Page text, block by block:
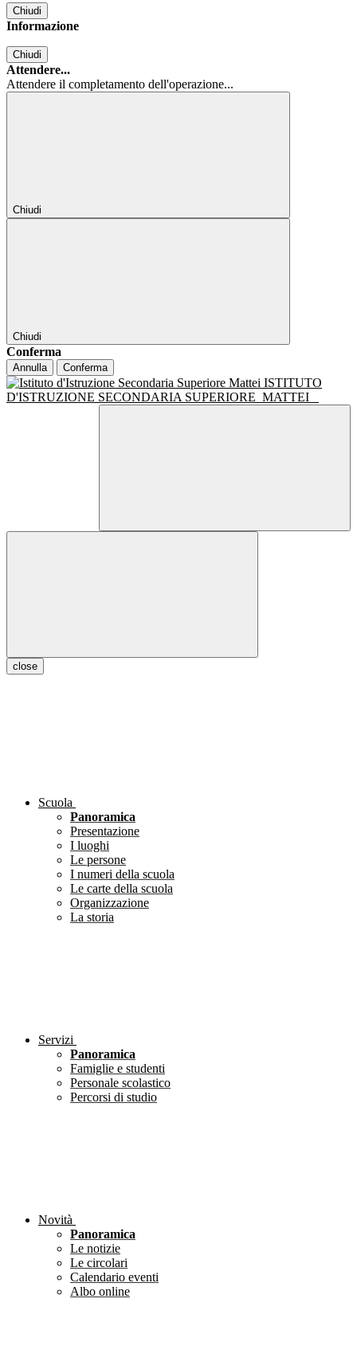
Chiudi
Informazione
Chiudi
Attendere...
Attendere il completamento dell'operazione...
Chiudi
Chiudi
Conferma
Annulla Conferma
ISTITUTO
D'ISTRUZIONE SECONDARIA SUPERIORE MATTEI
close
Scuola
Panoramica
Presentazione
I luoghi
Le persone
I numeri della scuola
Le carte della scuola
Organizzazione
La storia
Servizi
Panoramica
Famiglie e studenti
Personale scolastico
Percorsi di studio
Novità
Panoramica
Le notizie
Le circolari
Calendario eventi
Albo online